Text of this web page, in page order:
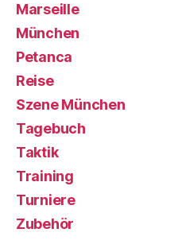
Marseille
München
Petanca
Reise
Szene München
Tagebuch
Taktik
Training
Turniere
Zubehör